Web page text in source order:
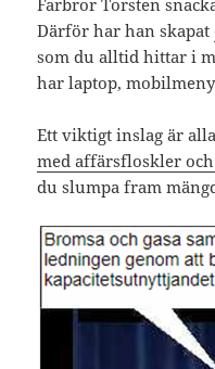
Farbror Torsten
Därför har han skapat
som du alltid hittar i
har laptop,
Ett viktigt inslag är
med affärsfloskler
du slumpa fram